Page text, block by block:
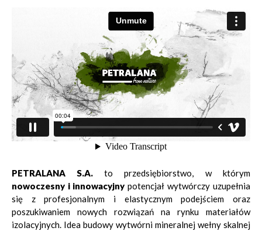
PETRALANA S.A. to przedsiębiorstwo, w którym
nowoczesny i innowacyjny potencjał wytwórczy uzupełnia
się z profesjonalnym i elastycznym podejściem oraz
poszukiwaniem nowych rozwiązań na rynku materiałów
izolacyjnych. Idea budowy wytwórni mineralnej wełny skalnej